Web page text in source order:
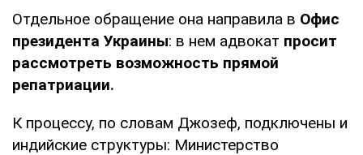
Отдельное обращение она направила в Офис
президента Украины: в нем адвокат просит
рассмотреть возможность прямой
репатриации.
К процессу, по словам Джозеф, подключены и
индийские структуры: Министерство